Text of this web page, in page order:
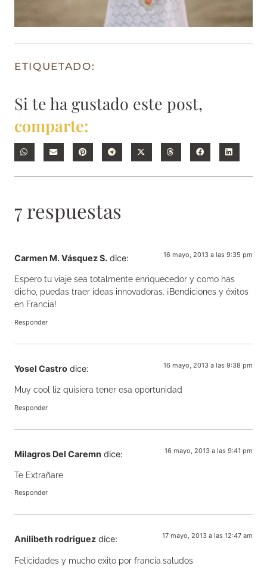
ETIQUETADO:
Si te ha gustado este post,
comparte:
7 respuestas
Carmen M. Vásquez S. dice: 16 mayo, 2013 a las 9:35 pm
Espero tu viaje sea totalmente enriquecedor y como has
dicho, puedas traer ideas innovadoras. ¡Bendiciones y éxitos
en Francia!
Responder
Yosel Castro dice: 16 mayo, 2013 a las 9:38 pm
Muy cool liz quisiera tener esa oportunidad
Responder
Milagros Del Caremn dice: 16 mayo, 2013 a las 9:41 pm
Te Extrañare
Responder
Anilibeth rodriguez dice: 17 mayo, 2013 a las 12:47 am
Felicidades y mucho exito por francia.saludos